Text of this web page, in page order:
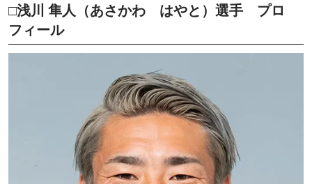
□浅川 隼人（あさかわ はやと）選手 プロ
フィール